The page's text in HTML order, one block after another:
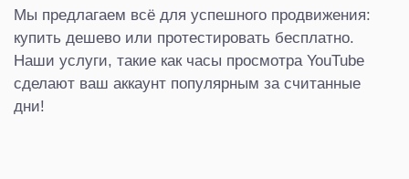
Мы предлагаем всё для успешного продвижения:
купить дешево или протестировать бесплатно.
Наши услуги, такие как часы просмотра YouTube
сделают ваш аккаунт популярным за считанные
дни!